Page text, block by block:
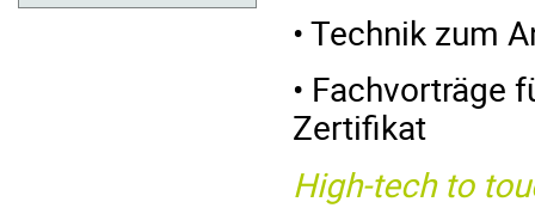
• Technik zum
• Fachvorträge
Zertifikat
High-tech to